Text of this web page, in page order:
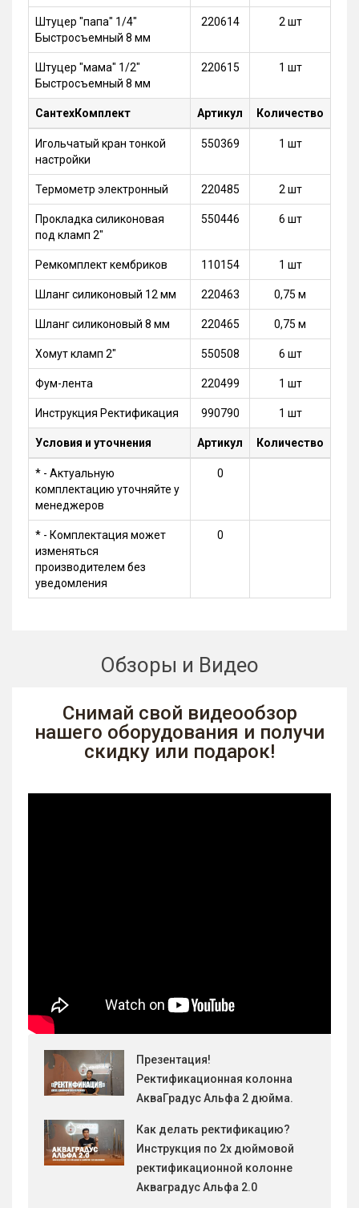
Штуцер "папа" 1/4"
Быстросъемный 8 мм
220614 2 шт
Штуцер "мама" 1/2"
Быстросъемный 8 мм
220615 1 шт
СантехКомплект Артикул Количество
Игольчатый кран тонкой
настройки
550369 1 шт
Термометр электронный 220485 2 шт
Прокладка силиконовая
под кламп 2"
550446 6 шт
Ремкомплект кембриков 110154 1 шт
Шланг силиконовый 12 мм 220463 0,75 м
Шланг силиконовый 8 мм 220465 0,75 м
Хомут кламп 2" 550508 6 шт
Фум-лента 220499 1 шт
Инструкция Ректификация 990790 1 шт
Условия и уточнения Артикул Количество
* - Актуальную
комплектацию уточняйте у
менеджеров
0
* - Комплектация может
изменяться
производителем без
уведомления
0
Обзоры и Видео
Снимай свой видеообзор
нашего оборудования и получи
скидку или подарок!
Презентация!
Ректификационная колонна
АкваГрадус Альфа 2 дюйма.
Как делать ректификацию?
Инструкция по 2х дюймовой
ректификационной колонне
Акваградус Альфа 2.0